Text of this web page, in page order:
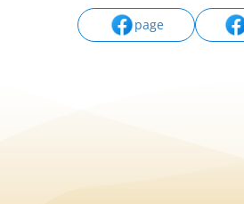
page